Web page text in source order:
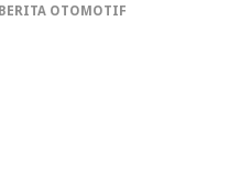
BERITA OTOMOTIF